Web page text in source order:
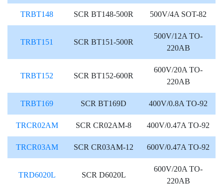
TRBT148 SCR BT148-500R 500V/4A SOT-82
TRBT151 SCR BT151-500R
500V/12A TO-
220AB
TRBT152 SCR BT152-600R
600V/20A TO-
220AB
TRBT169 SCR BT169D 400V/0.8A TO-92
TRCR02AM SCR CR02AM-8 400V/0.47A TO-92
TRCR03AM SCR CR03AM-12 600V/0.47A TO-92
TRD6020L SCR D6020L
600V/20A TO-
220AB